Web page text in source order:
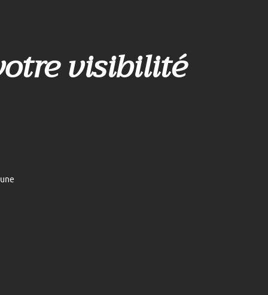
visibilité